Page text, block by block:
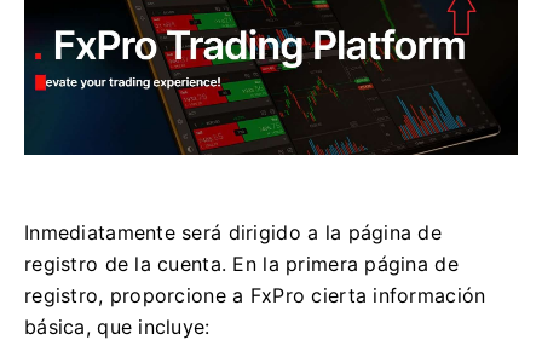
Inmediatamente será dirigido a la página de
registro de la cuenta. En la primera página de
registro, proporcione a FxPro cierta información
básica, que incluye: